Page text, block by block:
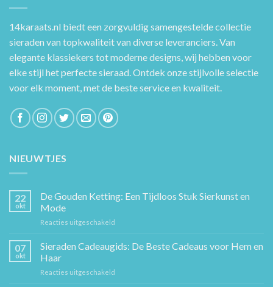
14karaats.nl biedt een zorgvuldig samengestelde collectie
sieraden van topkwaliteit van diverse leveranciers. Van
elegante klassiekers tot moderne designs, wij hebben voor
elke stijl het perfecte sieraad. Ontdek onze stijlvolle selectie
voor elk moment, met de beste service en kwaliteit.
NIEUWTJES
22
okt
De Gouden Ketting: Een Tijdloos Stuk Sierkunst en
Mode
Reacties uitgeschakeld
Gouden
Ketting:
07
okt
Sieraden Cadeaugids: De Beste Cadeaus voor Hem en
Haar
Reacties uitgeschakeld